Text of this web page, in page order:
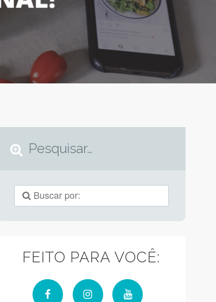
Pesquisar…
FEITO PARA VOCÊ: